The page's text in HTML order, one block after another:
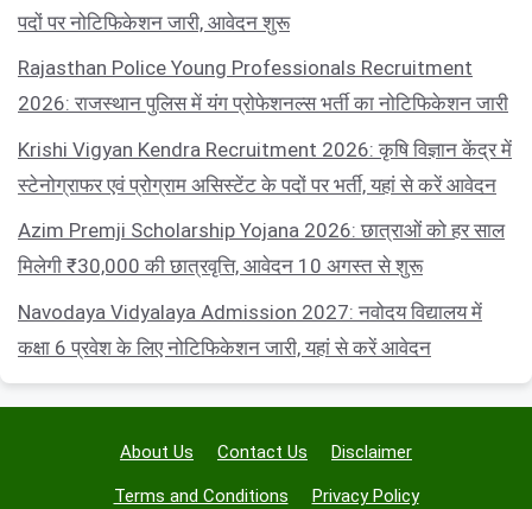
पदों पर नोटिफिकेशन जारी, आवेदन शुरू
Rajasthan Police Young Professionals Recruitment
2026: राजस्थान पुलिस में यंग प्रोफेशनल्स भर्ती का नोटिफिकेशन जारी
Krishi Vigyan Kendra Recruitment 2026: कृषि विज्ञान केंद्र में
स्टेनोग्राफर एवं प्रोग्राम असिस्टेंट के पदों पर भर्ती, यहां से करें आवेदन
Azim Premji Scholarship Yojana 2026: छात्राओं को हर साल
मिलेगी ₹30,000 की छात्रवृत्ति, आवेदन 10 अगस्त से शुरू
Navodaya Vidyalaya Admission 2027: नवोदय विद्यालय में
कक्षा 6 प्रवेश के लिए नोटिफिकेशन जारी, यहां से करें आवेदन
About Us Contact Us Disclaimer
Terms and Conditions Privacy Policy